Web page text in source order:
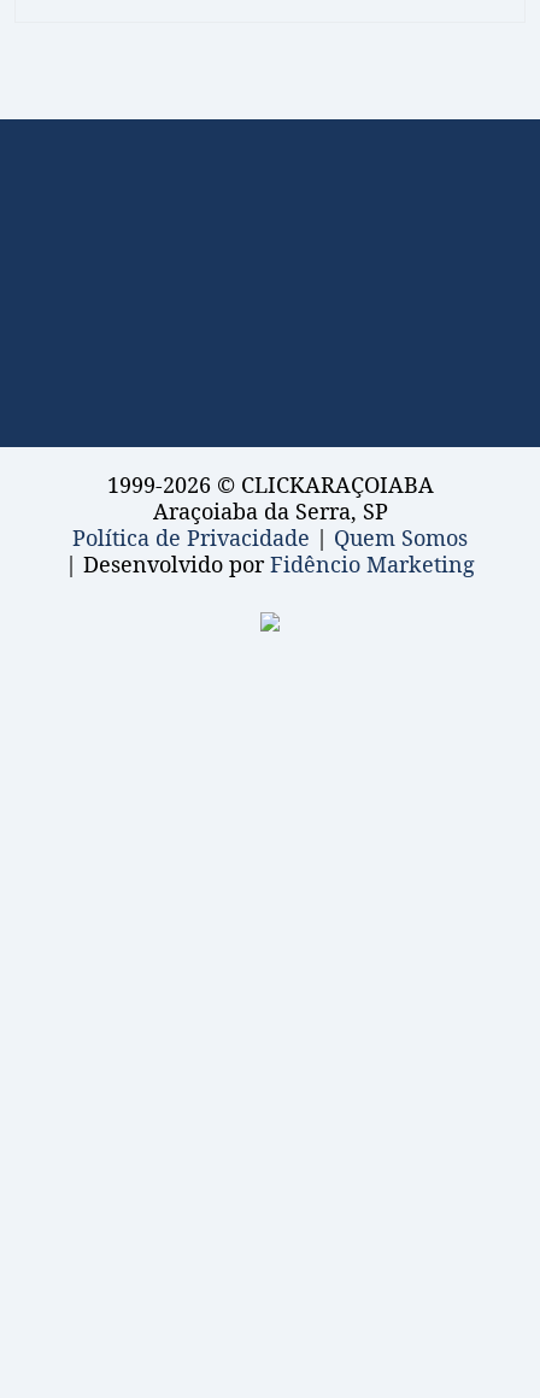
1999-2026 © CLICKARAÇOIABA
Araçoiaba da Serra, SP
Política de Privacidade | Quem Somos
| Desenvolvido porFidêncio Marketing